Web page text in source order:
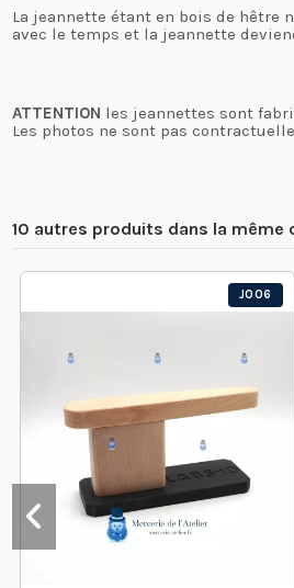
La jeannette étant en bois de hêtre
avec le temps et la jeannette
ATTENTION les jeannettes sont
Les photos ne sont pas
10 autres produits dans la même
J006